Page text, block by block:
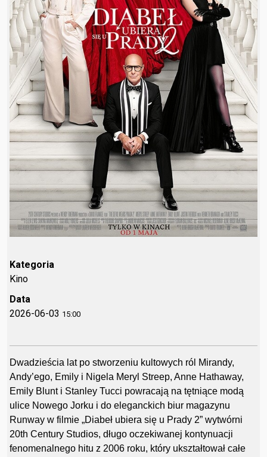
Kategoria
Kino
Data
2026-06-03 15:00
Dwadzieścia lat po stworzeniu kultowych ról Mirandy,
Andy’ego, Emily i Nigela Meryl Streep, Anne Hathaway,
Emily Blunt i Stanley Tucci powracają na tętniące modą
ulice Nowego Jorku i do eleganckich biur magazynu
Runway w filmie „Diabeł ubiera się u Prady 2” wytwórni
20th Century Studios, długo oczekiwanej kontynuacji
fenomenalnego hitu z 2006 roku, który ukształtował całe